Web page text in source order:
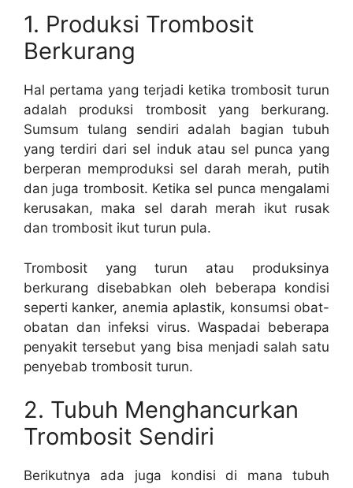
1. Produksi Trombosit
Berkurang
Hal pertama yang terjadi ketika trombosit turun
adalah produksi trombosit yang berkurang.
Sumsum tulang sendiri adalah bagian tubuh
yang terdiri dari sel induk atau sel punca yang
berperan memproduksi sel darah merah, putih
dan juga trombosit. Ketika sel punca mengalami
kerusakan, maka sel darah merah ikut rusak
dan trombosit ikut turun pula.
Trombosit yang turun atau produksinya
berkurang disebabkan oleh beberapa kondisi
seperti kanker, anemia aplastik, konsumsi obat-
obatan dan infeksi virus. Waspadai beberapa
penyakit tersebut yang bisa menjadi salah satu
penyebab trombosit turun.
2. Tubuh Menghancurkan
Trombosit Sendiri
Berikutnya ada juga kondisi di mana tubuh